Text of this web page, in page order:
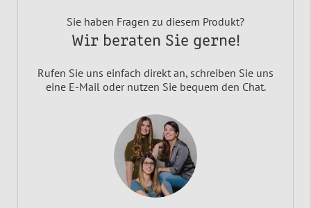
Sie haben Fragen zu diesem Produkt?
Wir beraten Sie gerne!
Rufen Sie uns einfach direkt an, schreiben Sie uns
eine E-Mail oder nutzen Sie bequem den Chat.